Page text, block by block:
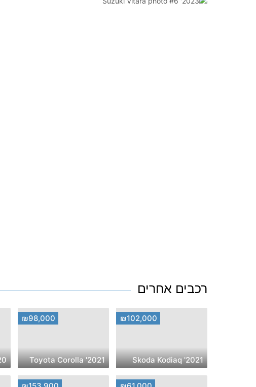
רכבים אחרים
₪102,000
2021' Skoda Kodiaq
₪98,000
2021' Toyota Corolla